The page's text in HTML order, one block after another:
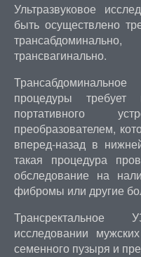
Ультразвуковое
быть осуществлено
трансвагинально.
процедуры требует
портативного
преобразователем,
вперед-назад в
такая процедура
обследование на
фибромы или другие
исследовании
семенного пузыря и